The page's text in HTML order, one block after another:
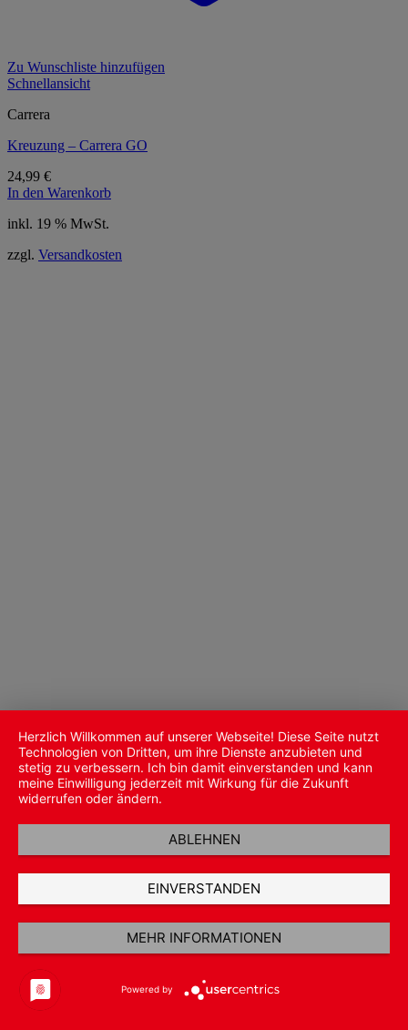
Zu Wunschliste hinzufügen
Schnellansicht
Carrera
Kreuzung – Carrera GO
24,99 €
In den Warenkorb
inkl. 19 % MwSt.
zzgl. Versandkosten
Herzlich Willkommen auf unserer Webseite! Diese Seite nutzt
Technologien von Dritten, um ihre Dienste anzubieten und
stetig zu verbessern. Ich bin damit einverstanden und kann
meine Einwilligung jederzeit mit Wirkung für die Zukunft
widerrufen oder ändern.
ABLEHNEN
EINVERSTANDEN
MEHR INFORMATIONEN
Powered by